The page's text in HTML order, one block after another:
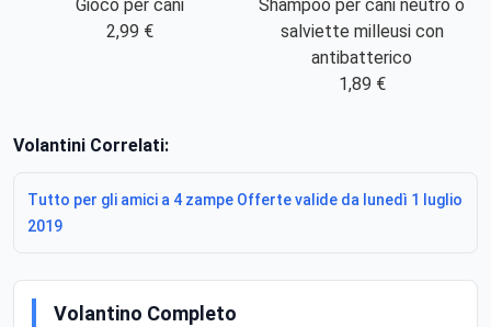
Gioco per cani
2,99 €
Shampoo per cani neutro o
salviette milleusi con
antibatterico
1,89 €
Volantini Correlati:
Tutto per gli amici a 4 zampe Offerte valide da lunedì 1 luglio
2019
Volantino Completo